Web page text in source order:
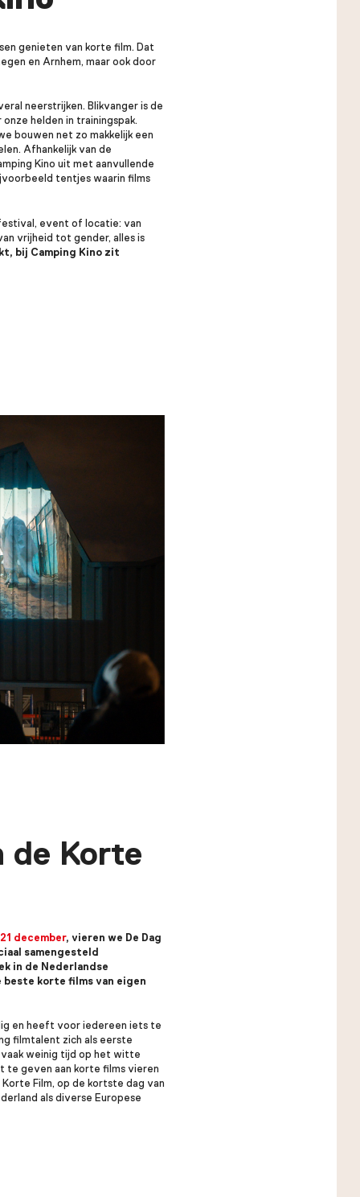
genieten van korte film. Dat
en Arnhem, maar ook door
neerstrijken. Blikvanger is de
helden in trainingspak.
bouwen net zo makkelijk een
Afhankelijk van de
Kino uit met aanvullende
tentjes waarin films
event of locatie: van
vrijheid tot gender, alles is
bij Camping Kino zit
de Korte
21 december, vieren we De Dag
samengesteld
in de Nederlandse
korte films van eigen
en heeft voor iedereen iets te
filmtalent zich als eerste
weinig tijd op het witte
te geven aan korte films vieren
Film, op de kortste dag van
als diverse Europese